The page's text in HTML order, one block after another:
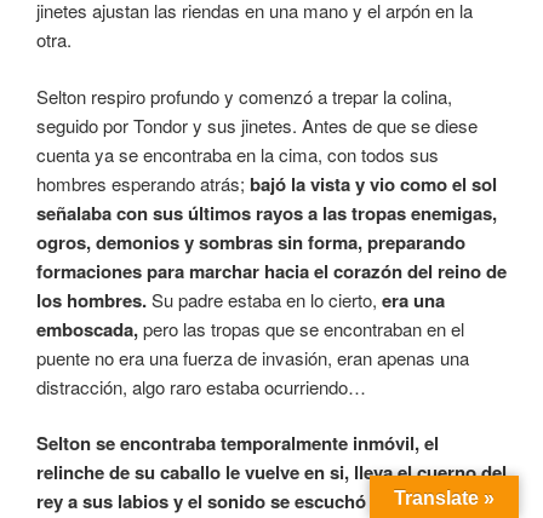
jinetes ajustan las riendas en una mano y el arpón en la
otra.
Selton respiro profundo y comenzó a trepar la colina,
seguido por Tondor y sus jinetes. Antes de que se diese
cuenta ya se encontraba en la cima, con todos sus
hombres esperando atrás; bajó la vista y vio como el sol
señalaba con sus últimos rayos a las tropas enemigas,
ogros, demonios y sombras sin forma, preparando
formaciones para marchar hacia el corazón del reino de
los hombres.Su padre estaba en lo cierto, era una
emboscada,pero las tropas que se encontraban en el
puente no era una fuerza de invasión, eran apenas una
distracción, algo raro estaba ocurriendo…
Selton se encontraba temporalmente inmóvil, el
relinche de su caballo le vuelve en si, lleva el cuerno del
rey a sus labios y el sonido se escuchó sobre toda la
Translate »